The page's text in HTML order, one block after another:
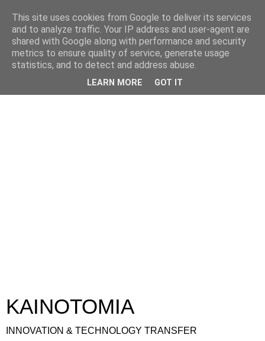
ΚΑΙΝΟΤΟΜΙΑ
INNOVATION & TECHNOLOGY TRANSFER
This site uses cookies from Google to deliver its services
and to analyze traffic. Your IP address and user-agent are
shared with Google along with performance and security
metrics to ensure quality of service, generate usage
statistics, and to detect and address abuse.
LEARN MORE GOT IT